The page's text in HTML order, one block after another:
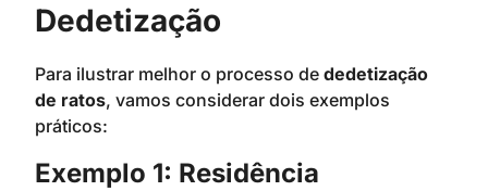
Dedetização
Para ilustrar melhor o processo de dedetização
de ratos, vamos considerar dois exemplos
práticos:
Exemplo 1: Residência